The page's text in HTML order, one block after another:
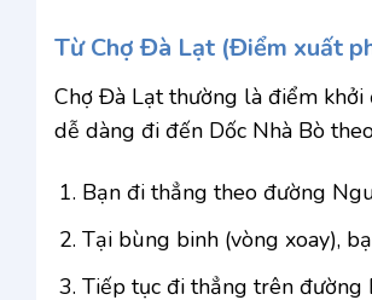
Từ Chợ Đà Lạt (Điểm xuất
Chợ Đà Lạt thường là điểm khởi
dễ dàng đi đến Dốc Nhà Bò
Bạn đi thẳng theo đường
Tại bùng binh (vòng xoay),
Tiếp tục đi thẳng trên đường